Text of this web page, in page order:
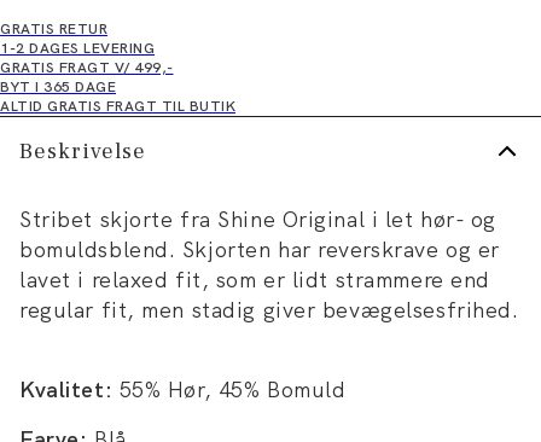
GRATIS RETUR
1-2 DAGES LEVERING
GRATIS FRAGT V/ 499,-
BYT I 365 DAGE
ALTID GRATIS FRAGT TIL BUTIK
Beskrivelse
Stribet skjorte fra Shine Original i let hør- og
bomuldsblend. Skjorten har reverskrave og er
lavet i relaxed fit, som er lidt strammere end
regular fit, men stadig giver bevægelsesfrihed.
Kvalitet: 55% Hør, 45% Bomuld